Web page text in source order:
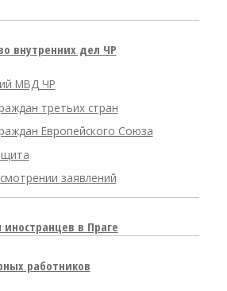
внутренних дел ЧР
МВД ЧР
третьих стран
Европейского Союза
заявлений
в Праге
работников